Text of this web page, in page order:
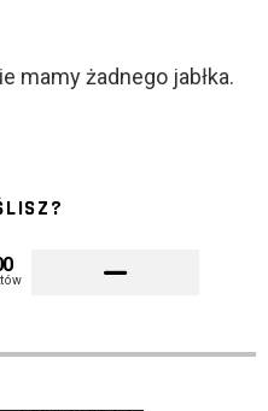
mamy żadnego jabłka.